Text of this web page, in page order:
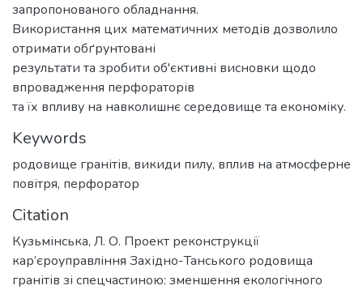
запропонованого обладнання.
Використання цих математичних методів дозволило
отримати обґрунтовані
результати та зробити об'єктивні висновки щодо
впровадження перфораторів
та їх впливу на навколишнє середовище та економіку.
Keywords
родовище гранітів, викиди пилу, вплив на атмосферне
повітря, перфоратор
Citation
Кузьмінська, Л. О. Проект реконструкції
кар’єроуправління Західно-Танського родовища
гранітів зі спецчастиною: зменшення екологічного